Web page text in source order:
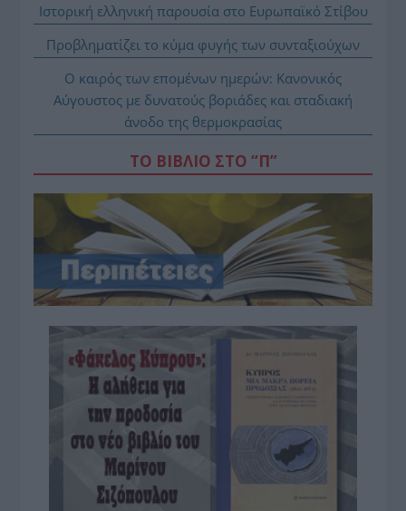
Ιστορική ελληνική παρουσία στο Ευρωπαϊκό Στίβου
Προβληματίζει το κύμα φυγής των συνταξιούχων
Ο καιρός των επομένων ημερών: Κανονικός
Αύγουστος με δυνατούς βοριάδες και σταδιακή
άνοδο της θερμοκρασίας
ΤΟ ΒΙΒΛΙΟ ΣΤΟ “Π”